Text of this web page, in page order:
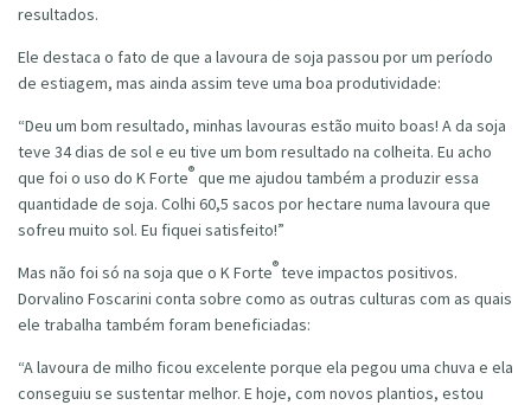
resultados.
Ele destaca o fato de que a lavoura de soja passou por um período
de estiagem, mas ainda assim teve uma boa produtividade:
“Deu um bom resultado, minhas lavouras estão muito boas! A da soja
teve 34 dias de sol e eu tive um bom resultado na colheita. Eu acho
que foi o uso do K Forte® que me ajudou também a produzir essa
quantidade de soja. Colhi 60,5 sacos por hectare numa lavoura que
sofreu muito sol. Eu fiquei satisfeito!”
Mas não foi só na soja que o K Forte®teve impactos positivos.
Dorvalino Foscarini conta sobre como as outras culturas com as quais
ele trabalha também foram beneficiadas:
“A lavoura de milho ficou excelente porque ela pegou uma chuva e ela
conseguiu se sustentar melhor. E hoje, com novos plantios, estou